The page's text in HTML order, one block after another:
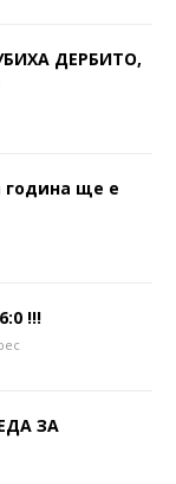
ДЕРБИТО,
година ще е
!!!
ЗА